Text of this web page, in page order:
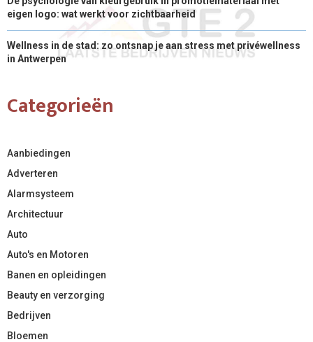
eigen logo: wat werkt voor zichtbaarheid
Wellness in de stad: zo ontsnap je aan stress met privéwellness
in Antwerpen
Categorieën
Aanbiedingen
Adverteren
Alarmsysteem
Architectuur
Auto
Auto's en Motoren
Banen en opleidingen
Beauty en verzorging
Bedrijven
Bloemen